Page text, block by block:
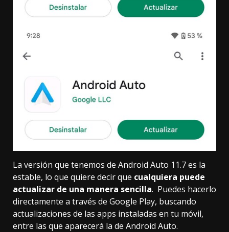
La versión que tenemos de Android Auto 11.7 es la
estable, lo que quiere decir que cualquiera puede
actualizar de una manera sencilla. Puedes hacerlo
directamente a través de Google Play, buscando
actualizaciones de las apps instaladas en tu móvil,
entre las que aparecerá la de Android Auto.